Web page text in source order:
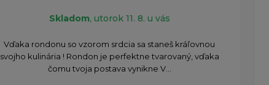
Skladom, utorok 11. 8. u vás
Vďaka rondonu so vzorom srdcia sa staneš kráľovnou
svojho kulinária ! Rondon je perfektne tvarovaný, vďaka
čomu tvoja postava vynikne V...